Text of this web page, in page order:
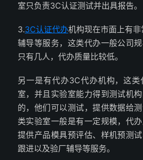
室只负责3C认证测试并出具报告。
3.3C认证代办机构现在市面上有
辅导等服务，这类代办一般公司
只有几人，代办质量比较低。
另一是有代办3C代办机构，这
室，并且实验室能力得到测试机
的，他们可以测试，提供数据给
类实验室一般是有一定规模，代
提供产品模具预评估、样机预测
跟进以及验厂辅导等服务。